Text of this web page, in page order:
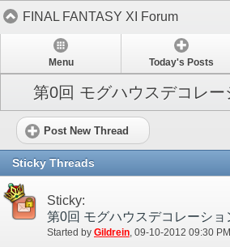
FINAL FANTASY XI Forum
Menu Today's Posts
Post New Thread
Sticky Threads
Sticky:
Started by Gildrein‎, 09-10-2012 09:30 PM